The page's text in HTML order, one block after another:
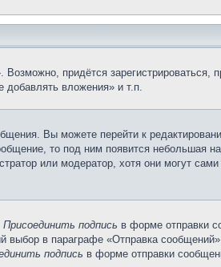
придётся зарегистрироваться,
вложения» и т.п.
Вы можете перейти к
то под ним появится небольшая
или модератор, хотя они могут
Присоединить подпись в форме отправки
в параграфе «Отправка
подпись в форме отправки